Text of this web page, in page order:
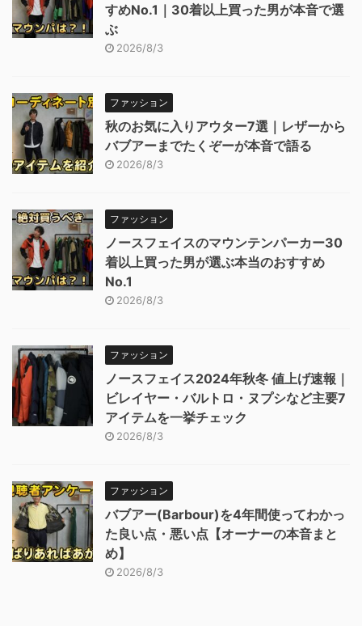
すめNo.1｜30着以上買った男が本音で選
ぶ
2026/8/3
ファッション
秋のお気に入りアウター7選｜レザーから
バブアーまでたくぞーが本音で語る
2026/8/3
ファッション
ノースフェイスのマウンテンパーカー30
着以上買った男が選ぶ本当のおすすめ
No.1
2026/8/3
ファッション
ノースフェイス2024年秋冬 値上げ速報｜
ビレイヤー・バルトロ・ヌプシなど主要7
アイテムを一挙チェック
2026/8/3
ファッション
バブアー(Barbour)を4年間使ってわかっ
た良い点・悪い点【オーナーの本音まと
め】
2026/8/3